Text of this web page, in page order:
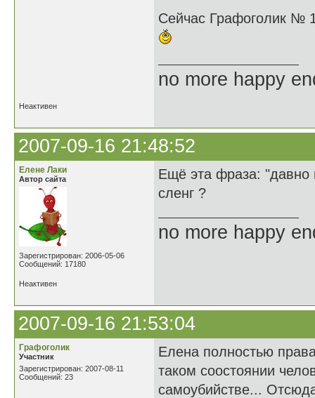
Сейчас Графоголик №
no more happy
Неактивен
2007-09-16 21:48:52
Елене Лаки
Автор сайта
Зарегистрирован: 2006-05-06
Сообщений: 17180
Ещё эта фраза: "давно
сленг ?
no more happy
Неактивен
2007-09-16 21:53:04
Графоголик
Участник
Зарегистрирован: 2007-08-11
Сообщений: 23
Елена полностью
таком соостоянии
самоубийстве...